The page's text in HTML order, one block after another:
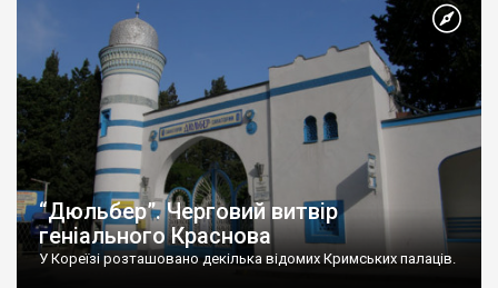
“Дюльбер”. Черговий витвір
геніального Краснова
У Кореїзі розташовано декілька відомих Кримських палаців.